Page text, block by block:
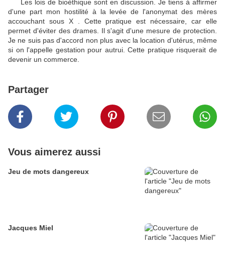
Les lois de bioéthique sont en discussion. Je tiens à affirmer
d'une part mon hostilité à la levée de l'anonymat des mères
accouchant sous X . Cette pratique est nécessaire, car elle
permet d'éviter des drames. Il s'agit d'une mesure de protection.
Je ne suis pas d'accord non plus avec la location d'utérus, même
si on l'appelle gestation pour autrui. Cette pratique risquerait de
devenir un commerce.
Partager
Vous aimerez aussi
Jeu de mots dangereux
Jacques Miel